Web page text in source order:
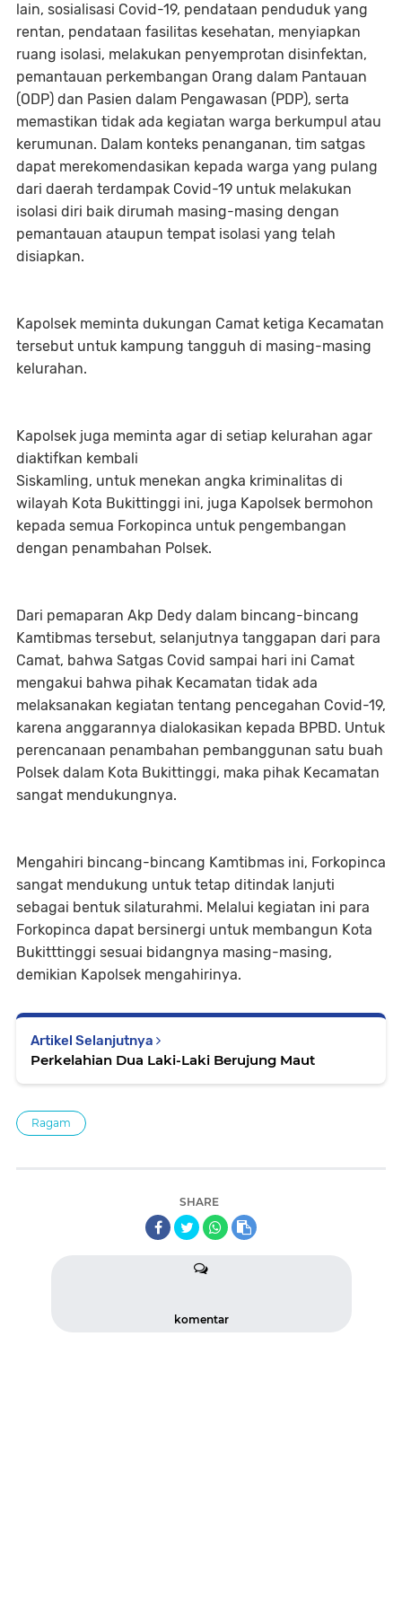
lain, sosialisasi Covid-19, pendataan penduduk yang
rentan, pendataan fasilitas kesehatan, menyiapkan
ruang isolasi, melakukan penyemprotan disinfektan,
pemantauan perkembangan Orang dalam Pantauan
(ODP) dan Pasien dalam Pengawasan (PDP), serta
memastikan tidak ada kegiatan warga berkumpul atau
kerumunan. Dalam konteks penanganan, tim satgas
dapat merekomendasikan kepada warga yang pulang
dari daerah terdampak Covid-19 untuk melakukan
isolasi diri baik dirumah masing-masing dengan
pemantauan ataupun tempat isolasi yang telah
disiapkan.
Kapolsek meminta dukungan Camat ketiga Kecamatan
tersebut untuk kampung tangguh di masing-masing
kelurahan.
Kapolsek juga meminta agar di setiap kelurahan agar
diaktifkan kembali
Siskamling, untuk menekan angka kriminalitas di
wilayah Kota Bukittinggi ini, juga Kapolsek bermohon
kepada semua Forkopinca untuk pengembangan
dengan penambahan Polsek.
Dari pemaparan Akp Dedy dalam bincang-bincang
Kamtibmas tersebut, selanjutnya tanggapan dari para
Camat, bahwa Satgas Covid sampai hari ini Camat
mengakui bahwa pihak Kecamatan tidak ada
melaksanakan kegiatan tentang pencegahan Covid-19,
karena anggarannya dialokasikan kepada BPBD. Untuk
perencanaan penambahan pembanggunan satu buah
Polsek dalam Kota Bukittinggi, maka pihak Kecamatan
sangat mendukungnya.
Mengahiri bincang-bincang Kamtibmas ini, Forkopinca
sangat mendukung untuk tetap ditindak lanjuti
sebagai bentuk silaturahmi. Melalui kegiatan ini para
Forkopinca dapat bersinergi untuk membangun Kota
Bukitttinggi sesuai bidangnya masing-masing,
demikian Kapolsek mengahirinya.
Artikel Selanjutnya
Perkelahian Dua Laki-Laki Berujung Maut
Ragam
SHARE
komentar